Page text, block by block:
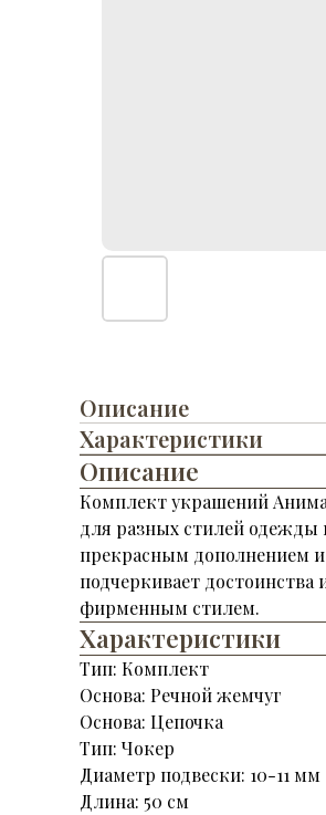
Описание
Характеристики
Описание
Комплект украшений Анима
для разных стилей одежды
прекрасным дополнением
подчеркивает
фирменным стилем.
Характеристики
Тип: Комплект
Основа: Речной жемчуг
Основа: Цепочка
Тип: Чокер
Диаметр подвески: 10-11 мм
Длина: 50 см